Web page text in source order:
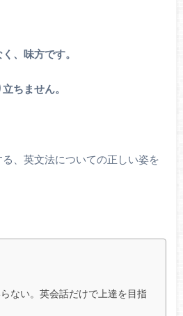
、味方です。
ちません。
、英文法についての正しい姿を
ない。英会話だけで上達を目指